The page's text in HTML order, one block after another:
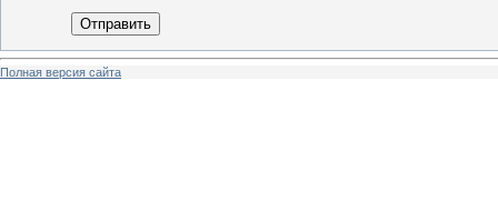
Отправить
Полная версия сайта